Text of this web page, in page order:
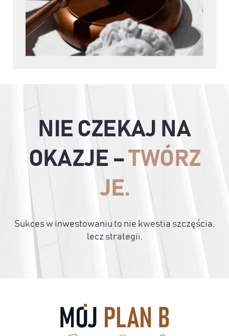
NIE CZEKAJ NA
OKAZJE –TWÓRZ
JE.
Sukces w inwestowaniu to nie kwestia szczęścia,
lecz strategii.